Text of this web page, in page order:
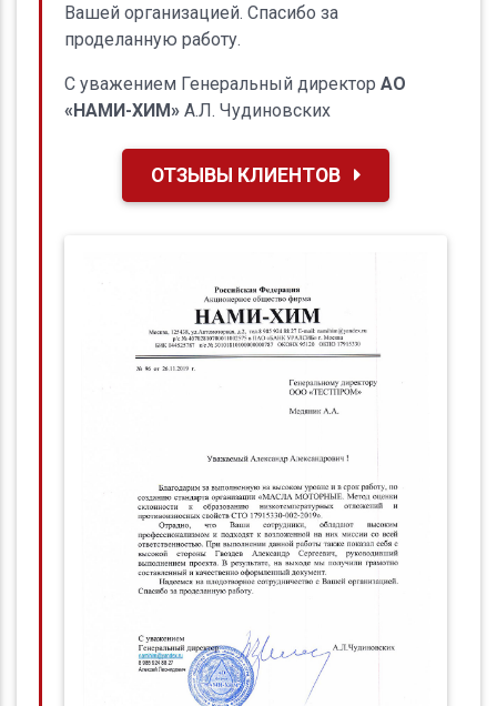
Вашей организацией. Спасибо за
проделанную работу.
С уважением Генеральный директор АО
«НАМИ-ХИМ» А.Л. Чудиновских
ОТЗЫВЫ КЛИЕНТОВ